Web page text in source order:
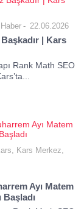
22.06.2026
| Kars
Rank Math SEO
, Kars Merkez,
Ayı Matem
Başladı